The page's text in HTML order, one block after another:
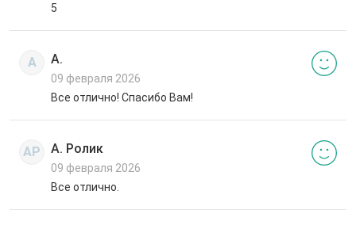
5
А А.
09 февраля 2026
Все отлично! Спасибо Вам!
АР А. Ролик
09 февраля 2026
Все отлично.